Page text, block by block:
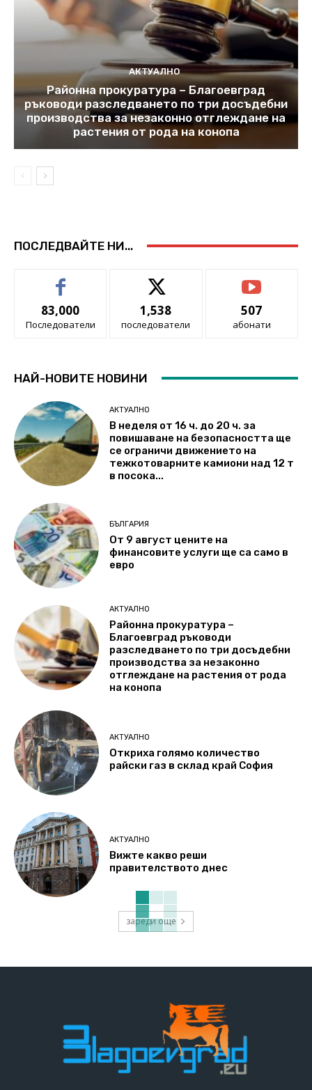
АКТУАЛНО
Районна прокуратура – Благоевград
ръководи разследването по три досъдебни
производства за незаконно отглеждане на
растения от рода на конопа
ПОСЛЕДВАЙТЕ НИ...
83,000
Последователи
1,538
последователи
507
абонати
НАЙ-НОВИТЕ НОВИНИ
АКТУАЛНО
В неделя от 16 ч. до 20 ч. за
повишаване на безопасността ще
се ограничи движението на
тежкотоварните камиони над 12 т
в посока...
БЪЛГАРИЯ
От 9 август цените на
финансовите услуги ще са само в
евро
АКТУАЛНО
Районна прокуратура –
Благоевград ръководи
разследването по три досъдебни
производства за незаконно
отглеждане на растения от рода
на конопа
АКТУАЛНО
Откриха голямо количество
райски газ в склад край София
АКТУАЛНО
Вижте какво реши
правителството днес
зареди още